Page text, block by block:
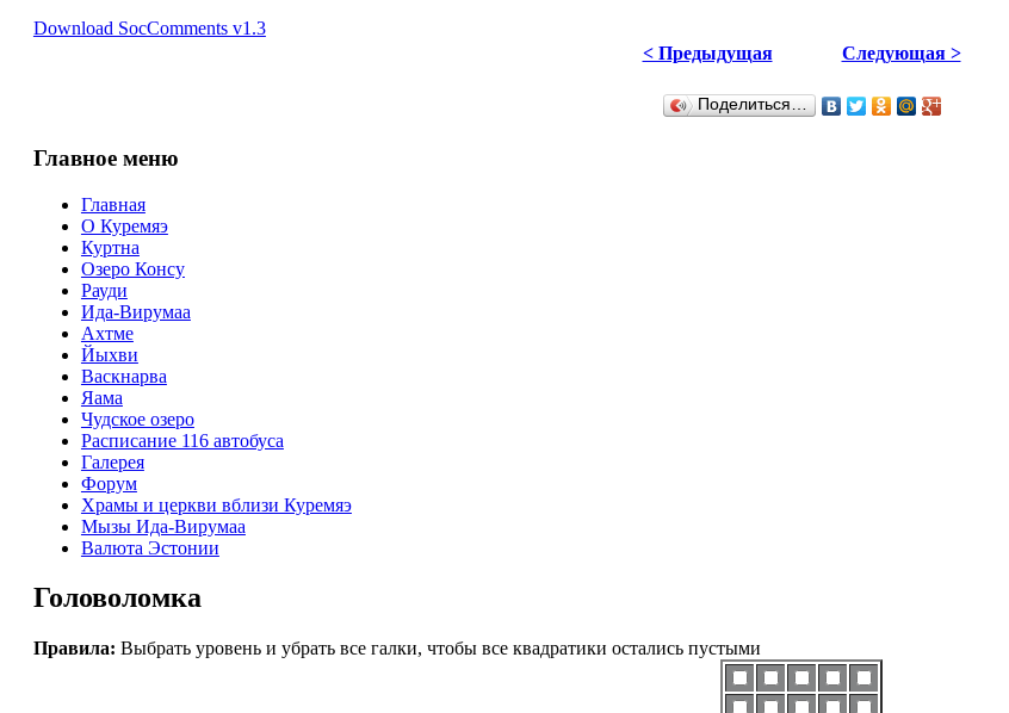
Download SocComments v1.3
< Предыдущая
Следующая >
Поделиться…
Главное меню
Главная
О Куремяэ
Куртна
Озеро Консу
Рауди
Ида-Вирумаа
Ахтме
Йыхви
Васкнарва
Яама
Чудское озеро
Расписание 116 автобуса
Галерея
Форум
Храмы и церкви вблизи Куремяэ
Мызы Ида-Вирумаа
Валюта Эстонии
Головоломка
Правила: Выбрать уровень и убрать все галки, чтобы все квадратики остались пустыми